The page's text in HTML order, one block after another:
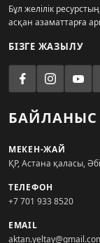
Бұл желілік
асқан азаматтарға
БІЗГЕ ЖАЗЫЛУ
БАЙЛАНЫС
МЕКЕН-ЖАЙ
ҚР, Астана қаласы,
ТЕЛЕФОН
+7 701 933 8520
EMAIL